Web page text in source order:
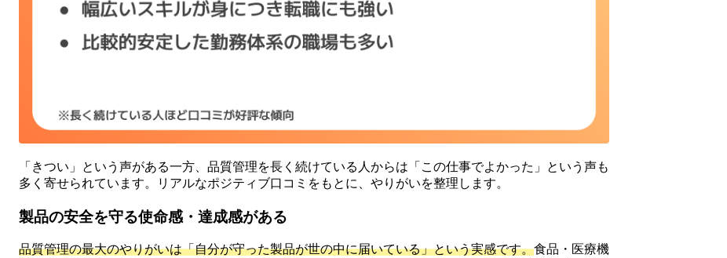
「きつい」という声がある一方、品質管理を長く続けている人からは「この仕事でよかった」という声も
多く寄せられています。リアルなポジティブ口コミをもとに、やりがいを整理します。
製品の安全を守る使命感・達成感がある
品質管理の最大のやりがいは「自分が守った製品が世の中に届いている」という実感です。食品・医療機